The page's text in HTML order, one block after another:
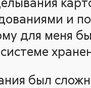
и
для меня
был